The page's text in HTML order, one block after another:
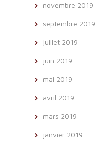
novembre 2019
septembre 2019
juillet 2019
juin 2019
mai 2019
avril 2019
mars 2019
janvier 2019